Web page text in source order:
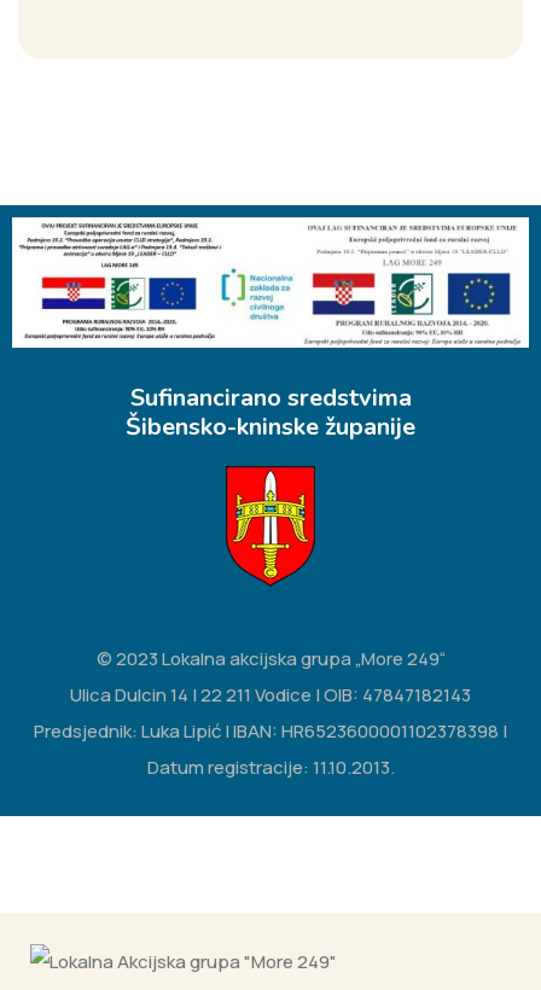
Sufinancirano sredstvima
Šibensko-kninske županije
© 2023 Lokalna akcijska grupa „More 249“
Ulica Dulcin 14 | 22 211 Vodice | OIB: 47847182143
Predsjednik: Luka Lipić | IBAN: HR6523600001102378398 |
Datum registracije: 11.10.2013.